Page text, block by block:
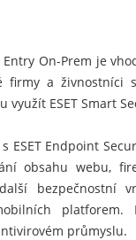
Entry On-Prem je
firmy a živnostníci
využít ESET Smart
ESET Endpoint
obsahu webu,
bezpečnostní
platforem.
průmyslu.